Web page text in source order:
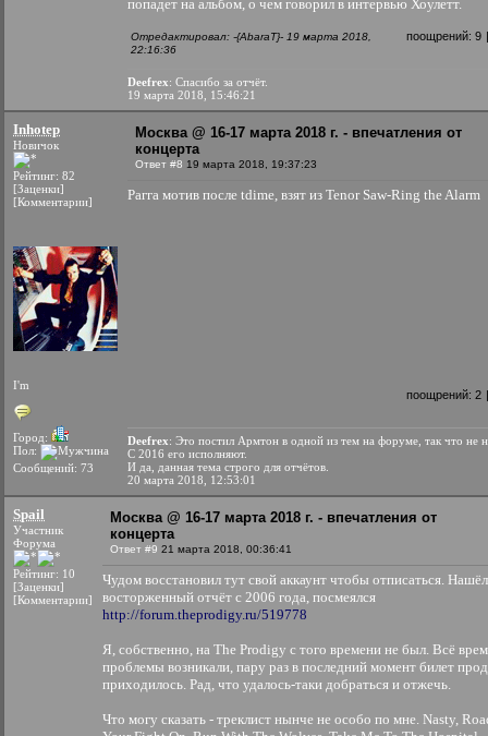
попадет на альбом, о чем говорил в интервью Хоулетт.
Отредактировал: -{AbaraT}- 19 марта 2018,
22:16:36
поощрений: 9 |
Deefrex: Спасибо за отчёт.
19 марта 2018, 15:46:21
Inhotep
Новичок
Рейтинг: 82
[Заценки]
[Комментарии]
I'm
Город:
Пол:
Сообщений: 73
Москва @ 16-17 марта 2018 г. - впечатления от
концерта
Ответ #8 19 марта 2018, 19:37:23
Рагга мотив после tdime, взят из Tenor Saw-Ring the Alarm
поощрений: 2 |
Deefrex: Это постил Армтон в одной из тем на форуме, так что не
С 2016 его исполняют.
И да, данная тема строго для отчётов.
20 марта 2018, 12:53:01
Spаil
Участник
Форума
Рейтинг: 10
[Заценки]
[Комментарии]
Москва @ 16-17 марта 2018 г. - впечатления от
концерта
Ответ #9 21 марта 2018, 00:36:41
Чудом восстановил тут свой аккаунт чтобы отписаться.
восторженный отчёт с 2006 года, посмеялся
http://forum.theprodigy.ru/519778
Я, собственно, на The Prodigy с того времени не был. Всё
проблемы возникали, пару раз в последний момент билет
приходилось. Рад, что удалось-таки добраться и отжечь.
Что могу сказать - треклист нынче не особо по мне. Nasty,